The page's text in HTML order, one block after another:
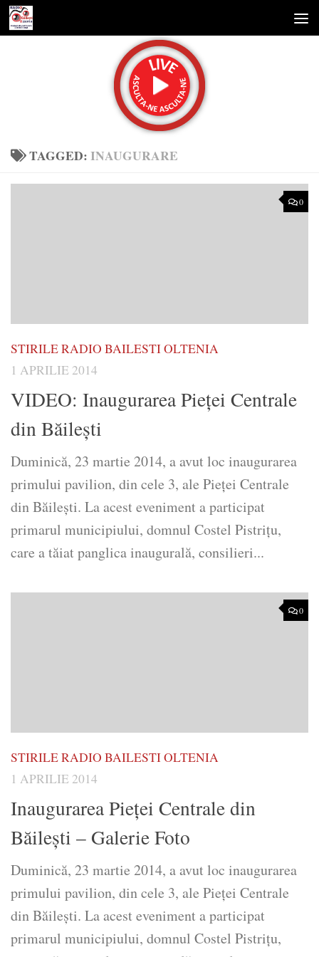
Skip to content
TAGGED:INAUGURARE
0
STIRILE RADIO BAILESTI OLTENIA
1 APRILIE 2014
VIDEO: Inaugurarea Pieţei Centrale
din Băileşti
Duminică, 23 martie 2014, a avut loc inaugurarea
primului pavilion, din cele 3, ale Pieţei Centrale
din Băileşti. La acest eveniment a participat
primarul municipiului, domnul Costel Pistriţu,
care a tăiat panglica inaugurală, consilieri...
0
STIRILE RADIO BAILESTI OLTENIA
1 APRILIE 2014
Inaugurarea Pieţei Centrale din
Băileşti – Galerie Foto
Duminică, 23 martie 2014, a avut loc inaugurarea
primului pavilion, din cele 3, ale Pieţei Centrale
din Băileşti. La acest eveniment a participat
primarul municipiului, domnul Costel Pistriţu,